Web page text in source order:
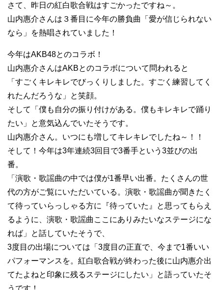
さて、昨日の紅白歌合戦はすごかったですね～。
山内惠介さんは３番目に今年の勝負曲「愛が信じられない
なら」を熱唱されていました！
今年はAKB48とのコラボ！
山内惠介さんはAKBとのコラボについて問われると
「すごくキレキレでびっくりしました。すごく練習してく
れたんだろうな」と笑顔。
そして「僕も自分の振り付けがある。僕もキレキレで踊り
たい」と意気込んでいたそうです。
山内惠介さん。いつにも増してキレキレでしたね～！！
そして！今年は3年連続3回目で3番手という3並びの出
番。
「演歌・歌謡曲の中では僕が1番早い出番。たくさんの世
代の方がご覧にいただいている。演歌・歌謡曲が聞きたく
て待っていらっしゃる方に『待っていた』と思ってもらえ
るように、演歌・歌謡曲ここにありみたいなステージにな
れば」と話していたそうで、
3度目の出場については「3度目の正直で、今まで1番いい
パフォーマンスを。紅白歌合戦が終わった後に山内惠介出
てたよねと印象に残るステージにしたい」と語っていたそ
うです！